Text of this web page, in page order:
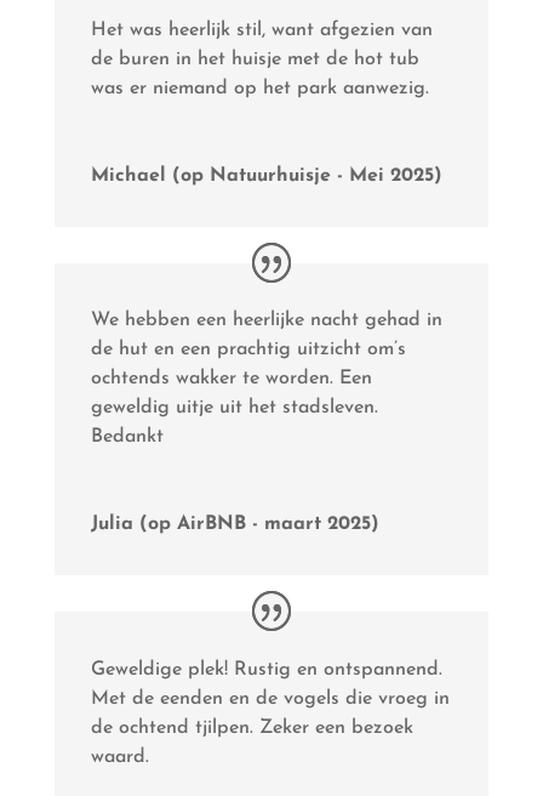
Het was heerlijk stil, want afgezien van
de buren in het huisje met de hot tub
was er niemand op het park aanwezig.
Michael (op Natuurhuisje - Mei 2025)
We hebben een heerlijke nacht gehad in
de hut en een prachtig uitzicht om’s
ochtends wakker te worden. Een
geweldig uitje uit het stadsleven.
Bedankt
Julia (op AirBNB - maart 2025)
Geweldige plek! Rustig en ontspannend.
Met de eenden en de vogels die vroeg in
de ochtend tjilpen. Zeker een bezoek
waard.